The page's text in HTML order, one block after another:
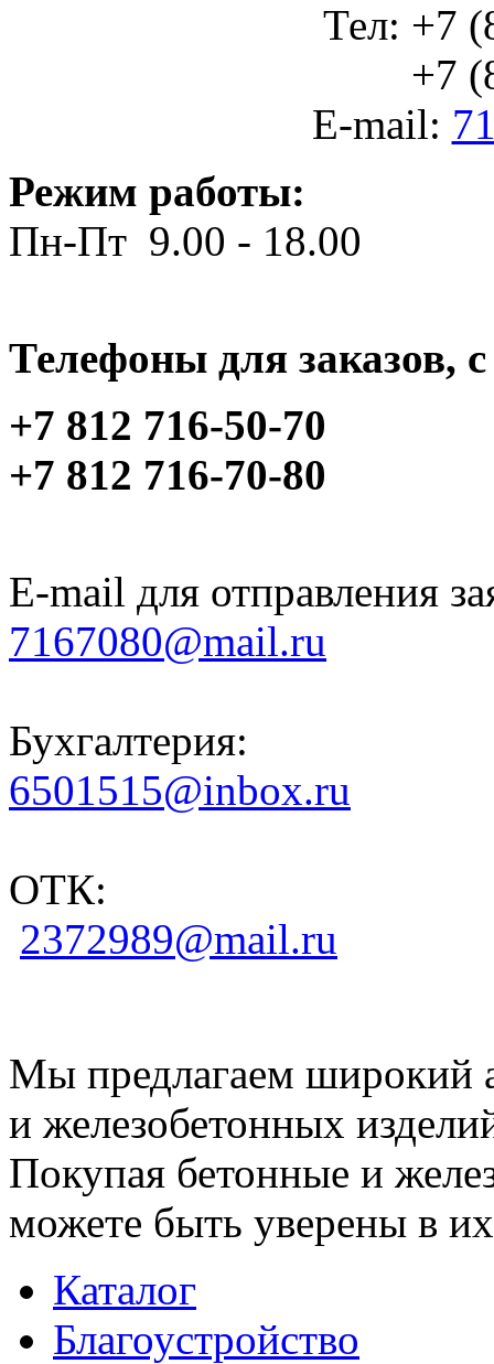
Тел: +7
+7
E-mail:
Режим работы:
Пн-Пт 9.00 - 18.00
Телефоны для заказов,
+7 812 716-50-70
+7 812 716-70-80
E-mail для отправления
7167080@mail.ru
Бухгалтерия:
6501515@inbox.ru
ОТК:
2372989@mail.ru
Мы предлагаем широкий
и железобетонных
Покупая бетонные и
можете быть уверены в их
Каталог
Благоустройство